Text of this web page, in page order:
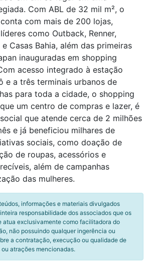
Com ABL de 32 mil m², o
com mais de 200 lojas,
como Outback, Renner,
Casas Bahia, além das primeiras
inauguradas em shopping
acesso integrado à estação
e a três terminais urbanos de
para toda a cidade, o shopping
um centro de compras e lazer, é
que atende cerca de 2 milhões
e já beneficiou milhares de
sociais, como doação de
de roupas, acessórios e
além de campanhas
das mulheres.
informações e materiais divulgados
responsabilidade dos associados que os
atua exclusivamente como facilitadora do
não possuindo qualquer ingerência ou
a contratação, execução ou qualidade de
atrações mencionadas.